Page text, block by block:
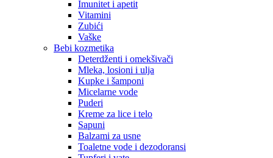
Imunitet i apetit
Vitamini
Zubići
Vaške
Bebi kozmetika
Deterdženti i omekšivači
Mleka, losioni i ulja
Kupke i šamponi
Micelarne vode
Puderi
Kreme za lice i telo
Sapuni
Balzami za usne
Toaletne vode i dezodoransi